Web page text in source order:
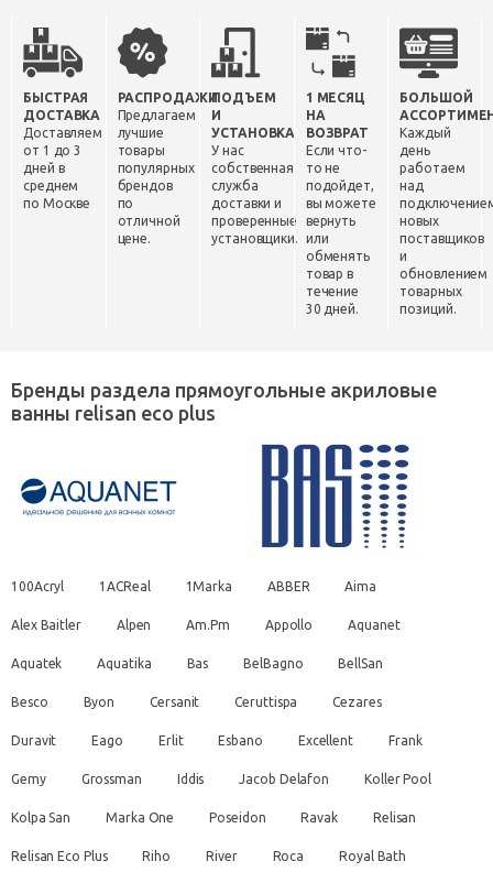
БЫСТРАЯ
ДОСТАВКА
Доставляем
от 1 до 3
дней в
среднем
по Москве
РАСПРОДАЖИ
Предлагаем
лучшие
товары
популярных
брендов
по
отличной
цене.
ПОДЪЕМ
И
УСТАНОВКА
У нас
собственная
служба
доставки и
проверенные
установщики.
1 МЕСЯЦ
НА
ВОЗВРАТ
Если что-
то не
подойдет,
вы можете
вернуть
или
обменять
товар в
течение
30 дней.
БОЛЬШОЙ
Каждый
день
работаем
над
новых
поставщиков
и
обновлением
товарных
позиций.
Бренды раздела прямоугольные акриловые
ванны relisan eco plus
100Acryl 1ACReal 1Marka ABBER Aima
Alex Baitler Alpen Am.Pm Appollo Aquanet
Aquatek Aquatika Bas BelBagno BellSan
Besco Byon Cersanit Ceruttispa Cezares
Duravit Eago Erlit Esbano Excellent Frank
Gemy Grossman Iddis Jacob Delafon Koller Pool
Kolpa San Marka One Poseidon Ravak Relisan
Relisan Eco Plus Riho River Roca Royal Bath